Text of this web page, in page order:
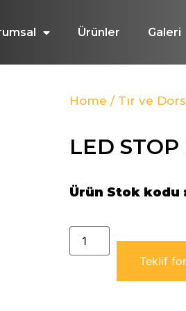
Ürünler Galeri
Home / Tır ve
LED
Ürün Stok kodu
Teklif